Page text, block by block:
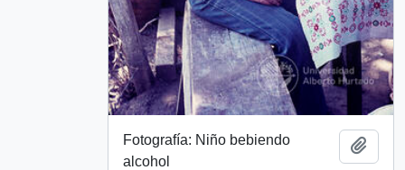
Fotografía: Niño bebiendo
alcohol
Add